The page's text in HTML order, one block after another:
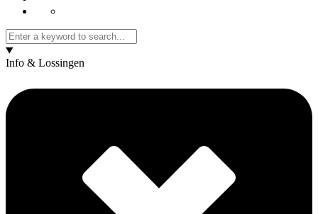
Info & Lossingen